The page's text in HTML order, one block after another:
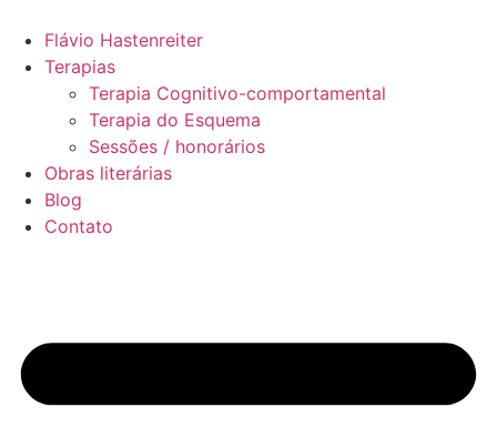
para
conteúdo
Flávio Hastenreiter
Terapias
Terapia Cognitivo-comportamental
Terapia do Esquema
Sessões / honorários
Obras literárias
Blog
Contato